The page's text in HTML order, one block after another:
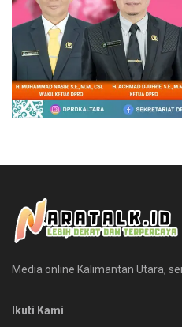
Media online Kalimantan Utara,
Ikuti Kami